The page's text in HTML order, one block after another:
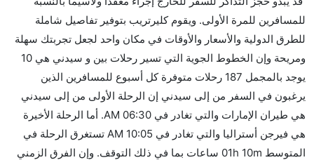
رحلة مباشرة من إلىسيدني مما تستغرقه الخطوط الجوية
الأخرى؟
نعم. توفر كل من Qantas Airways أسرع رحلات الطيران
على هذا الطريق،
هل توفر شركات الطيران مساحة إضافية للنوم؟
كثير من خطوط طيران درجة رجال الأعمال توفر مساحة
إضافية للنوم.
هل يمكنني حمل طعامي الخاص؟
للمسافرين للمرة الأولى. ويقوم كليرتريب بتوفير تفاصيل شاملة
للطرق الدولية والأسعار والأوقات في مكان واحد لجعل تجربتك سهلة
ومريحة وإن الخطوط الجوية التي تسير رحلات بين و سيدني هي 10
يوجد بالمجمل 187 رحلات متوفرة كل أسبوع للمسافرين الذين
يرغبون في السفر من إلى سيدني إن الرحلة الأولى من إلى سيدني
هي طيران الإمارات والتي تغادر في 06:30 AM. أما الرحلة الأخيرة
هي فيرجن أستراليا والتي تغادر في 10:05 AM تستغرق الرحلة في
المتوسط 01h 10m ساعات بما في ذلك التوقف. وإن الفرق الزمني